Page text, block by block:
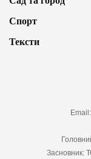
Спорт
Тексти